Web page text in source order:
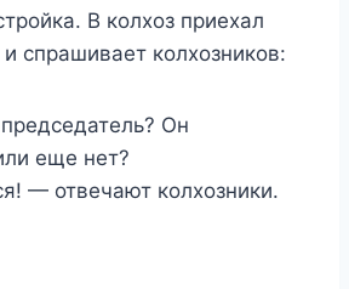
В колхоз приехал
спрашивает колхозников:
Он
еще нет?
— отвечают колхозники.